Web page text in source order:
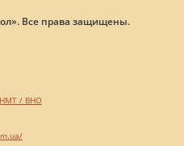
Все права защищены.
НМТ / ВНО